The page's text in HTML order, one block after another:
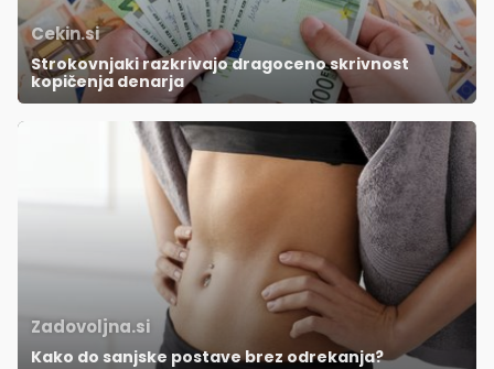
Cekin.si
Strokovnjaki razkrivajo dragoceno skrivnost
kopičenja denarja
Zadovoljna.si
Kako do sanjske postave brez odrekanja?